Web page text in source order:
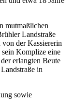
mutmaßlichen
Landstraße
von der Kassiererin
Komplize eine
erlangten Beute
in
sowie